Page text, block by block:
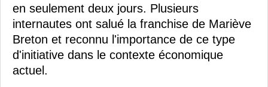
en seulement deux jours. Plusieurs
internautes ont salué la franchise de Mariève
Breton et reconnu l'importance de ce type
d'initiative dans le contexte économique
actuel.